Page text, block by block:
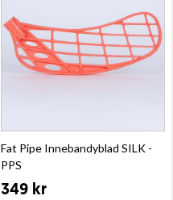
Fat Pipe Innebandyblad SILK -
PPS
349 kr